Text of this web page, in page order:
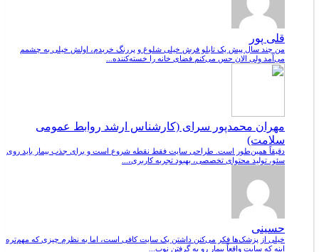
قلی پور
من چند سال پیش یک تابلو فرش خیلی شلوغ و پررنگ خریدم، اولش خیلی به چشمم
می‌آمد ولی الان حس می‌کنم فضای خانه را خسته‌کننده...
مهران محمدپور سرای (کارشناس ارشد روابط عمومی
سلامت)
دقیقاً همین‌طور است. طراحی سایت فقط نقطه شروع است و برای جذب بیمار باید روی
سئو، تولید محتوای تخصصی، بهبود تجربه کاربری،...
حسینی
خیلی از پزشک‌ها فکر می‌کنن داشتن یک سایت کافی است، اما به نظرم چیزی که مهم‌تره
اینه که سایت واقعاً بیمار رو به گرفتن نوب...